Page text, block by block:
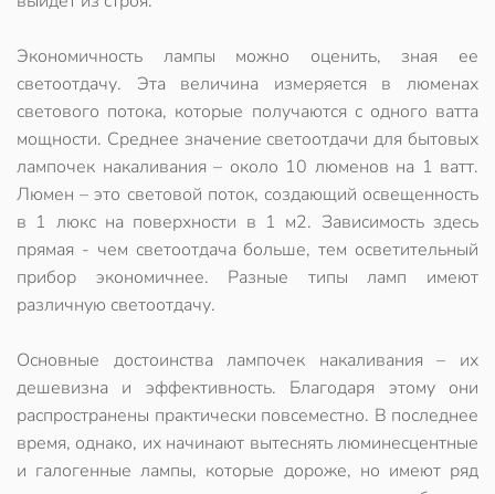
Экономичность лампы можно оценить, зная ее
светоотдачу. Эта величина измеряется в люменах
светового потока, которые получаются с одного ватта
мощности. Среднее значение светоотдачи для бытовых
лампочек накаливания – около 10 люменов на 1 ватт.
Люмен – это световой поток, создающий освещенность
в 1 люкс на поверхности в 1 м2. Зависимость здесь
прямая - чем светоотдача больше, тем осветительный
прибор экономичнее. Разные типы ламп имеют
различную светоотдачу.
Основные достоинства лампочек накаливания – их
дешевизна и эффективность. Благодаря этому они
распространены практически повсеместно. В последнее
время, однако, их начинают вытеснять люминесцентные
и галогенные лампы, которые дороже, но имеют ряд